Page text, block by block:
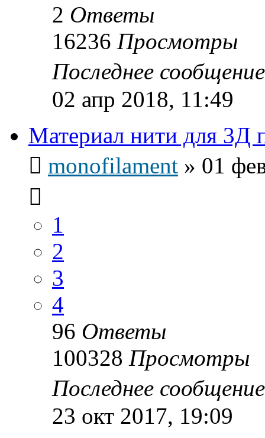
2 Ответы
16236 Просмотры
Последнее
02 апр 2018, 11:49
Материал нити для 3Д
monofilament » 01
1
2
3
4
96 Ответы
100328 Просмотры
Последнее
23 окт 2017, 19:09